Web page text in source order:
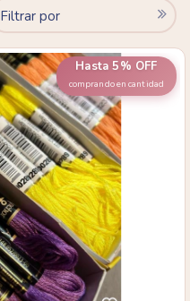
Filtrar por
Hasta 5% OFF
comprando en cantidad